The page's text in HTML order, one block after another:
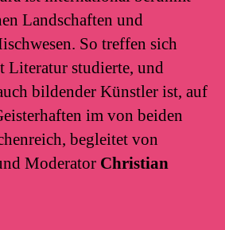
Landschaften und
So treffen sich
Literatur studierte, und
bildender Künstler ist, auf
im von beiden
begleitet von
Moderator Christian